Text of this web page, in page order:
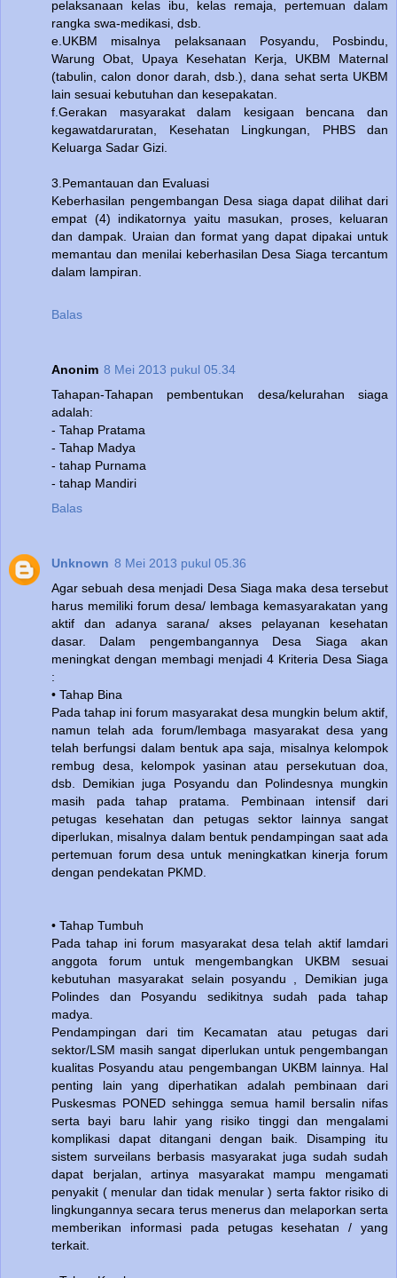
pelaksanaan kelas ibu, kelas remaja, pertemuan dalam
rangka swa-medikasi, dsb.
e.UKBM misalnya pelaksanaan Posyandu, Posbindu,
Warung Obat, Upaya Kesehatan Kerja, UKBM Maternal
(tabulin, calon donor darah, dsb.), dana sehat serta UKBM
lain sesuai kebutuhan dan kesepakatan.
f.Gerakan masyarakat dalam kesigaan bencana dan
kegawatdaruratan, Kesehatan Lingkungan, PHBS dan
Keluarga Sadar Gizi.
3.Pemantauan dan Evaluasi
Keberhasilan pengembangan Desa siaga dapat dilihat dari
empat (4) indikatornya yaitu masukan, proses, keluaran
dan dampak. Uraian dan format yang dapat dipakai untuk
memantau dan menilai keberhasilan Desa Siaga tercantum
dalam lampiran.
Balas
Anonim 8 Mei 2013 pukul 05.34
Tahapan-Tahapan pembentukan desa/kelurahan siaga
adalah:
- Tahap Pratama
- Tahap Madya
- tahap Purnama
- tahap Mandiri
Balas
Unknown 8 Mei 2013 pukul 05.36
Agar sebuah desa menjadi Desa Siaga maka desa tersebut
harus memiliki forum desa/ lembaga kemasyarakatan yang
aktif dan adanya sarana/ akses pelayanan kesehatan
dasar. Dalam pengembangannya Desa Siaga akan
meningkat dengan membagi menjadi 4 Kriteria Desa Siaga
:
• Tahap Bina
Pada tahap ini forum masyarakat desa mungkin belum aktif,
namun telah ada forum/lembaga masyarakat desa yang
telah berfungsi dalam bentuk apa saja, misalnya kelompok
rembug desa, kelompok yasinan atau persekutuan doa,
dsb. Demikian juga Posyandu dan Polindesnya mungkin
masih pada tahap pratama. Pembinaan intensif dari
petugas kesehatan dan petugas sektor lainnya sangat
diperlukan, misalnya dalam bentuk pendampingan saat ada
pertemuan forum desa untuk meningkatkan kinerja forum
dengan pendekatan PKMD.
• Tahap Tumbuh
Pada tahap ini forum masyarakat desa telah aktif lamdari
anggota forum untuk mengembangkan UKBM sesuai
kebutuhan masyarakat selain posyandu , Demikian juga
Polindes dan Posyandu sedikitnya sudah pada tahap
madya.
Pendampingan dari tim Kecamatan atau petugas dari
sektor/LSM masih sangat diperlukan untuk pengembangan
kualitas Posyandu atau pengembangan UKBM lainnya. Hal
penting lain yang diperhatikan adalah pembinaan dari
Puskesmas PONED sehingga semua hamil bersalin nifas
serta bayi baru lahir yang risiko tinggi dan mengalami
komplikasi dapat ditangani dengan baik. Disamping itu
sistem surveilans berbasis masyarakat juga sudah sudah
dapat berjalan, artinya masyarakat mampu mengamati
penyakit ( menular dan tidak menular ) serta faktor risiko di
lingkungannya secara terus menerus dan melaporkan serta
memberikan informasi pada petugas kesehatan / yang
terkait.